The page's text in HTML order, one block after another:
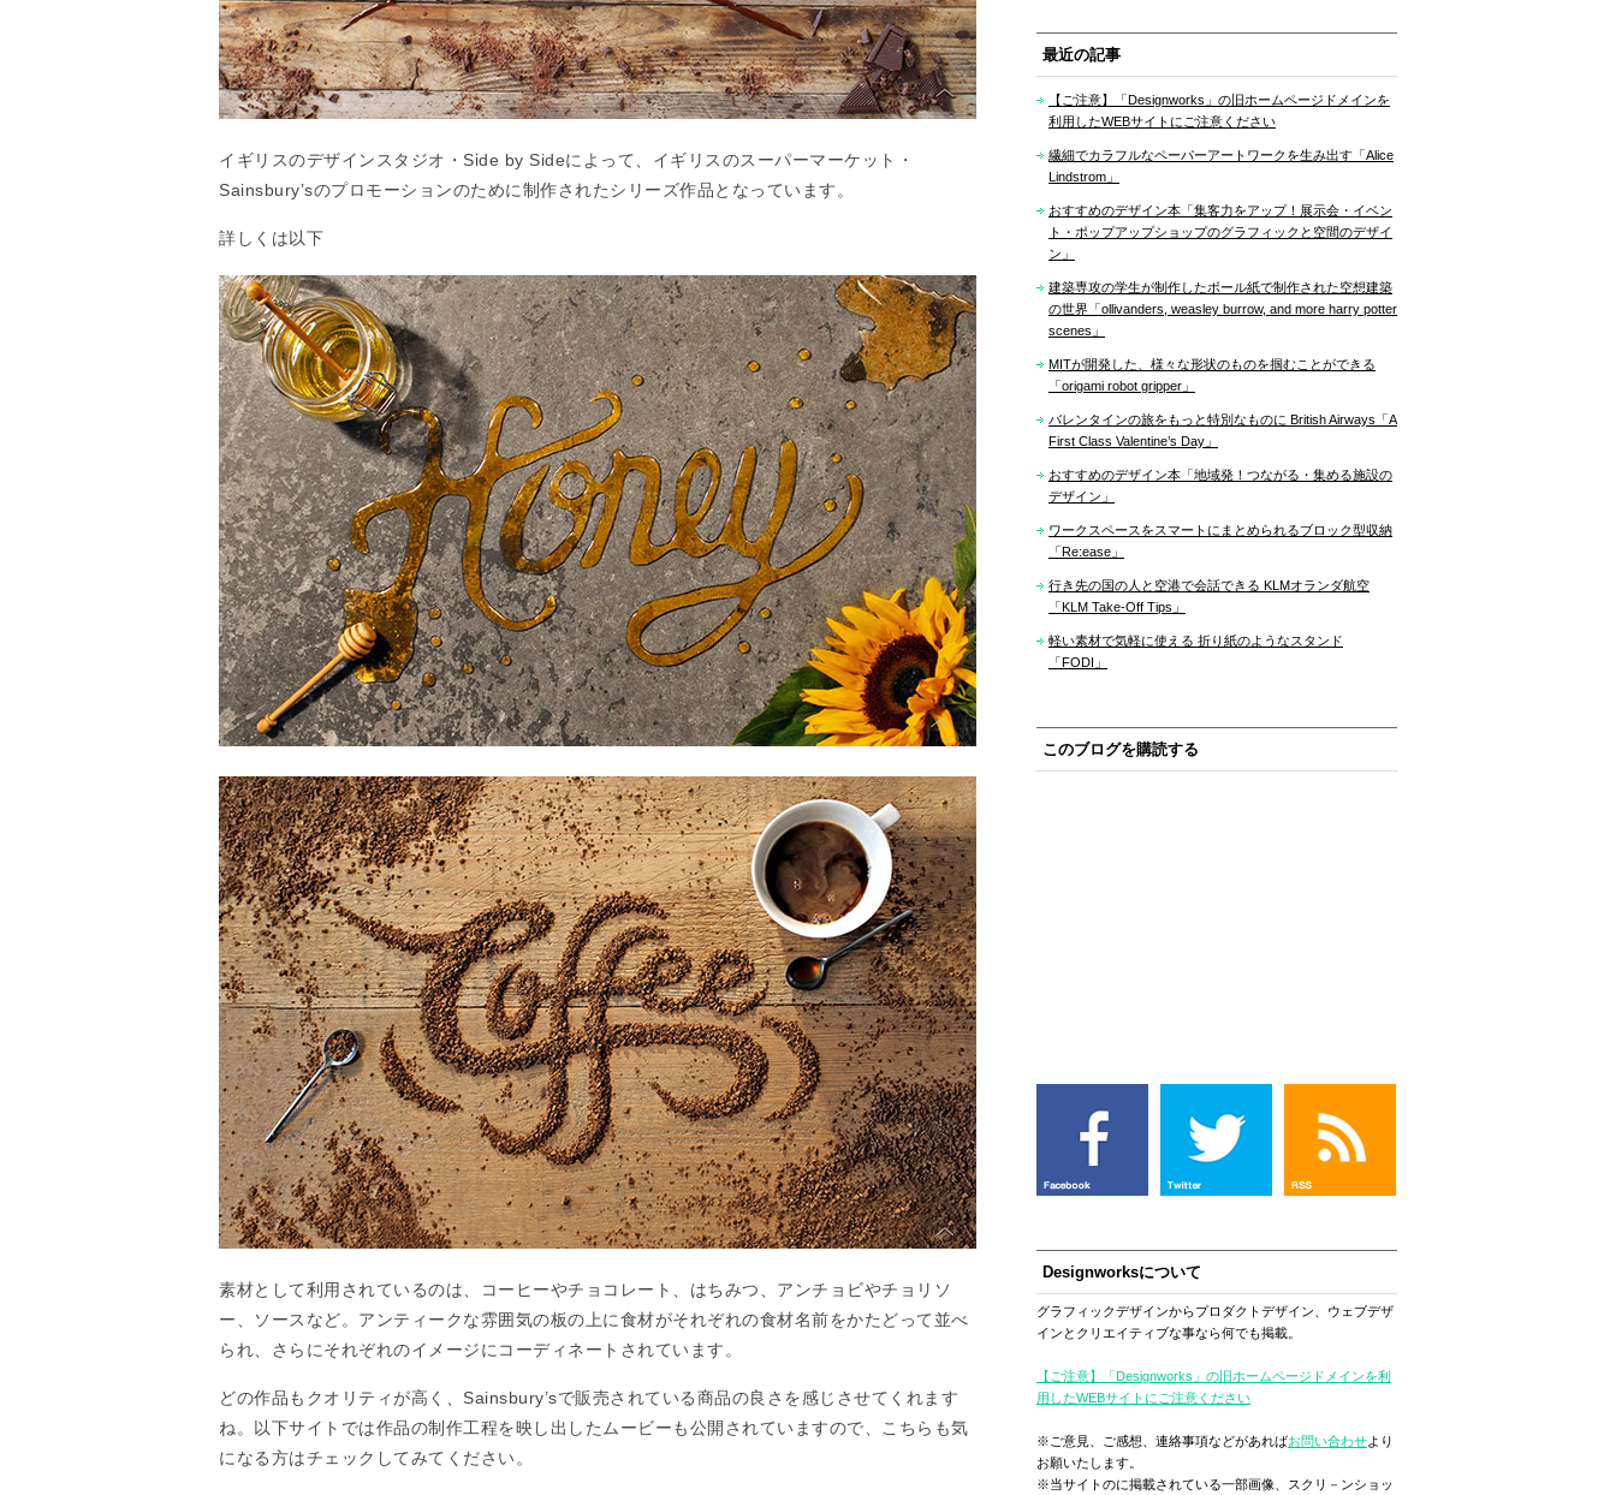
イギリスのデザインスタジオ・Side by Sideによって、イギリスのスーパーマーケット・
Sainsbury’sのプロモーションのために制作されたシリーズ作品となっています。
詳しくは以下
素材として利用されているのは、コーヒーやチョコレート、はちみつ、アンチョビやチョリソ
ー、ソースなど。アンティークな雰囲気の板の上に食材がそれぞれの食材名前をかたどって並べ
られ、さらにそれぞれのイメージにコーディネートされています。
どの作品もクオリティが高く、Sainsbury’sで販売されている商品の良さを感じさせてくれます
ね。以下サイトでは作品の制作工程を映し出したムービーも公開されていますので、こちらも気
になる方はチェックしてみてください。
最近の記事
【ご注意】「Designworks」の旧ホームページドメインを
利用したWEBサイトにご注意ください
繊細でカラフルなペーパーアートワークを生み出す「Alice
Lindstrom」
おすすめのデザイン本「集客力をアップ！展示会・イベン
ト・ポップアップショップのグラフィックと空間のデザイ
ン」
建築専攻の学生が制作したボール紙で制作された空想建築
の世界「ollivanders, weasley burrow, and more harry potter
scenes」
MITが開発した、様々な形状のものを掴むことができる
「origami robot gripper」
バレンタインの旅をもっと特別なものに British Airways「A
First Class Valentine’s Day」
おすすめのデザイン本「地域発！つながる・集める施設の
デザイン」
ワークスペースをスマートにまとめられるブロック型収納
「Re:ease」
行き先の国の人と空港で会話できる KLMオランダ航空
「KLM Take-Off Tips」
軽い素材で気軽に使える 折り紙のようなスタンド
「FODI」
このブログを購読する
Designworksについて
グラフィックデザインからプロダクトデザイン、ウェブデザ
インとクリエイティブな事なら何でも掲載。
【ご注意】「Designworks」の旧ホームページドメインを利
用したWEBサイトにご注意ください
※ご意見、ご感想、連絡事項などがあればお問い合わせより
お願いたします。
※当サイトのに掲載されている一部画像、スクリ－ンショッ